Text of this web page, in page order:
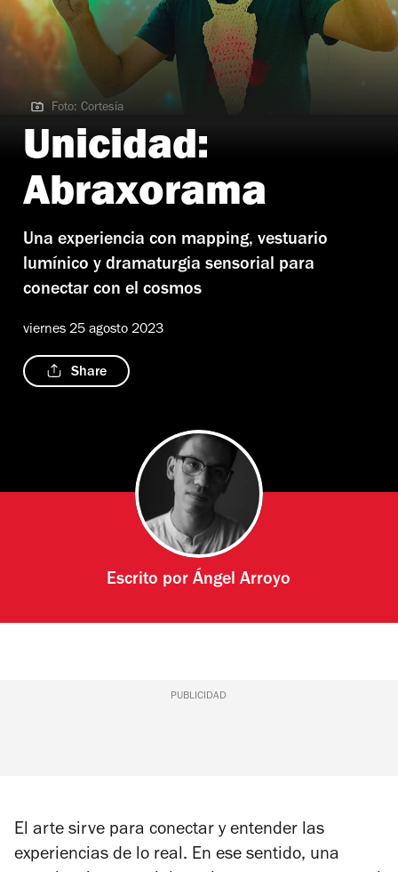
Foto: Cortesía
Foto: Cortesía
Unicidad:
Abraxorama
Una experiencia con mapping, vestuario
lumínico y dramaturgia sensorial para
conectar con el cosmos
viernes 25 agosto 2023
Share
Escrito porÁngel Arroyo
PUBLICIDAD
El arte sirve para conectar y entender las
experiencias de lo real. En ese sentido, una